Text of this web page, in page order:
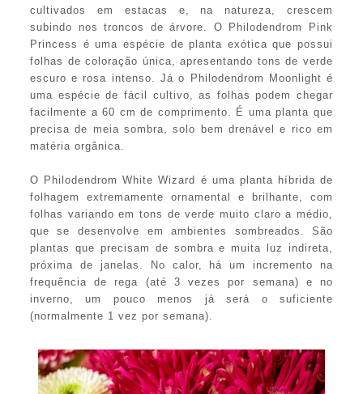
cultivados em estacas e, na natureza, crescem
subindo nos troncos de árvore. O Philodendrom Pink
Princess é uma espécie de planta exótica que possui
folhas de coloração única, apresentando tons de verde
escuro e rosa intenso. Já o Philodendrom Moonlight é
uma espécie de fácil cultivo, as folhas podem chegar
facilmente a 60 cm de comprimento. É uma planta que
precisa de meia sombra, solo bem drenável e rico em
matéria orgânica.
O Philodendrom White Wizard é uma planta híbrida de
folhagem extremamente ornamental e brilhante, com
folhas variando em tons de verde muito claro a médio,
que se desenvolve em ambientes sombreados. São
plantas que precisam de sombra e muita luz indireta,
próxima de janelas. No calor, há um incremento na
frequência de rega (até 3 vezes por semana) e no
inverno, um pouco menos já será o suficiente
(normalmente 1 vez por semana).